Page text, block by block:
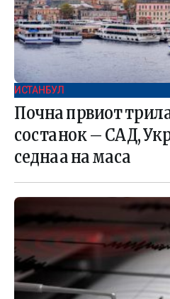
ИСТАНБУЛ
Почна првиот
состанок – САД,
седнаа на маса